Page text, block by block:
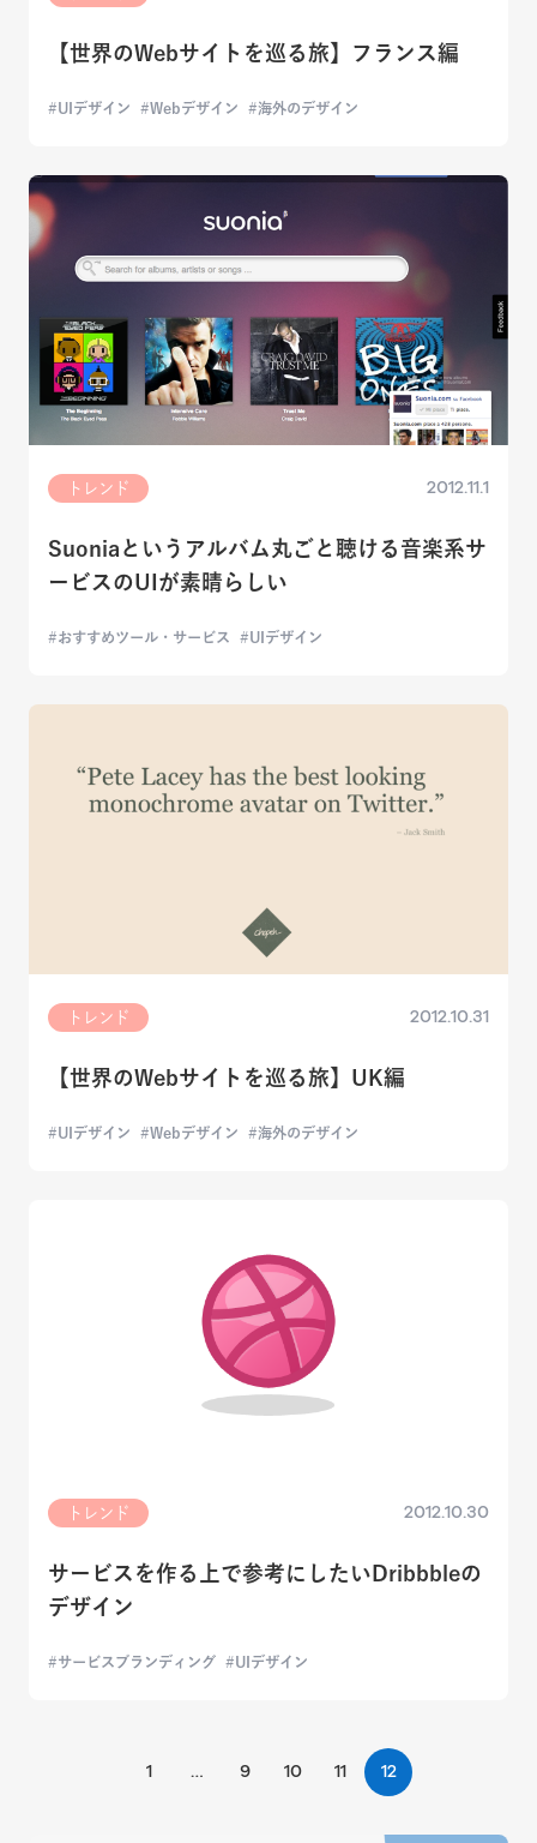
【世界のWebサイトを巡る旅】フランス編
UIデザイン Webデザイン 海外のデザイン
トレンド 2012.11.1
Suoniaというアルバム丸ごと聴ける音楽系サ
ービスのUIが素晴らしい
おすすめツール・サービス UIデザイン
トレンド 2012.10.31
【世界のWebサイトを巡る旅】UK編
UIデザイン Webデザイン 海外のデザイン
トレンド 2012.10.30
サービスを作る上で参考にしたいDribbbleの
デザイン
サービスブランディング UIデザイン
1 … 9 10 11 12